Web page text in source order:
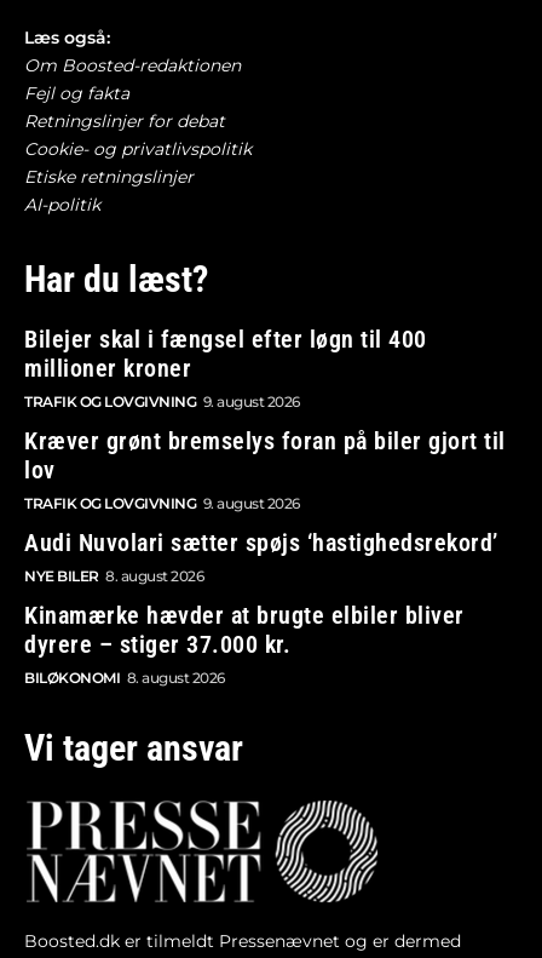
Læs også:
Om Boosted-redaktionen
Fejl og fakta
Retningslinjer for debat
Cookie- og privatlivspolitik
Etiske retningslinjer
AI-politik
Har du læst?
Bilejer skal i fængsel efter løgn til 400
millioner kroner
TRAFIK OG LOVGIVNING 9. august 2026
Kræver grønt bremselys foran på biler gjort til
lov
TRAFIK OG LOVGIVNING 9. august 2026
Audi Nuvolari sætter spøjs ‘hastighedsrekord’
NYE BILER 8. august 2026
Kinamærke hævder at brugte elbiler bliver
dyrere – stiger 37.000 kr.
BILØKONOMI 8. august 2026
Vi tager ansvar
Boosted.dk er tilmeldt Pressenævnet og er dermed